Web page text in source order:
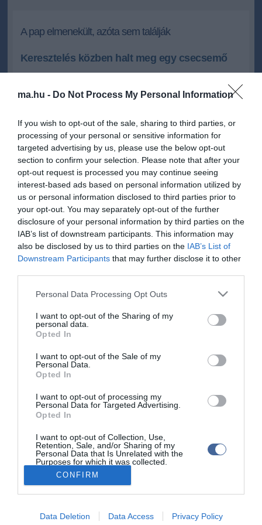
ma.hu - Do Not Process My Personal Information
If you wish to opt-out of the sale, sharing to third parties, or
processing of your personal or sensitive information for
targeted advertising by us, please use the below opt-out
section to confirm your selection. Please note that after your
opt-out request is processed you may continue seeing
interest-based ads based on personal information utilized by
us or personal information disclosed to third parties prior to
your opt-out. You may separately opt-out of the further
disclosure of your personal information by third parties on the
IAB’s list of downstream participants. This information may
also be disclosed by us to third parties on the IAB’s List of
Downstream Participants that may further disclose it to other
Please note that this website/app uses one or more Google
not limited to your visit or usage behaviour. You may click to
grant or deny consent to Google and its third-party tags to
use your data for below specified purposes in below Google
consent section.
Personal Data Processing Opt Outs
I want to opt-out of the Sharing of my
personal data.
Opted In
I want to opt-out of the Sale of my
Personal Data.
Opted In
I want to opt-out of processing my
Personal Data for Targeted Advertising.
Opted In
I want to opt-out of Collection, Use,
Retention, Sale, and/or Sharing of my
Personal Data that Is Unrelated with the
Purposes for which it was collected.
Opted Out
Google consents
I want to allow Google to enable storage
CONFIRM
Data Deletion Data Access Privacy Policy
A pap elmenekült, azóta sem találják
Keresztelés közben halt meg egy csecsemő
megfulladt a szertartás közben.
2010.07.26 14:30
manna.ro
+-
Egy másfél hónapos csecsemő keresztelés közben halt meg,
feltehetően megfulladt, mivel a szertartás végző pap nem takarta
el az arcát, amikor belemerítette a keresztelőmedencébe.
A szülők elkeseredésükben azt követelik az egyházkerület
elöljáróitól és a rendőrségtől, hogy vonják felelősségre a felelőtlen
papot, akinek azóta nyoma veszett.
szülők észrevették, hogy a kicsi már nem szuszog, ezért egy
A pap megijedt attól, hogy esetleg ő ölte meg a csecsemőt, és
elmenekült a településről. Azóta a telefonhívásokra sem válaszol.
Hasonló szerencsétlenség tavaly Romániában, Szeben megyében
is történt. Egy kisfiú szintén a keresztelési ceremónia egyik
elengedhetetlen mozzanata, az alámerítést követően lett rosszul,
és halt meg. A szülők nem kérték a pap felelősségre vonását.
A tragédiáról készült videót
Portál szoftver és szerkesztőségi CMS, DMS rendszer:© PortalWare, 2017